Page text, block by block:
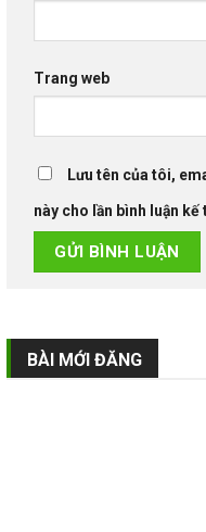
Trang web
Lưu tên của tôi,
này cho lần bình luận
BÀI MỚI ĐĂNG